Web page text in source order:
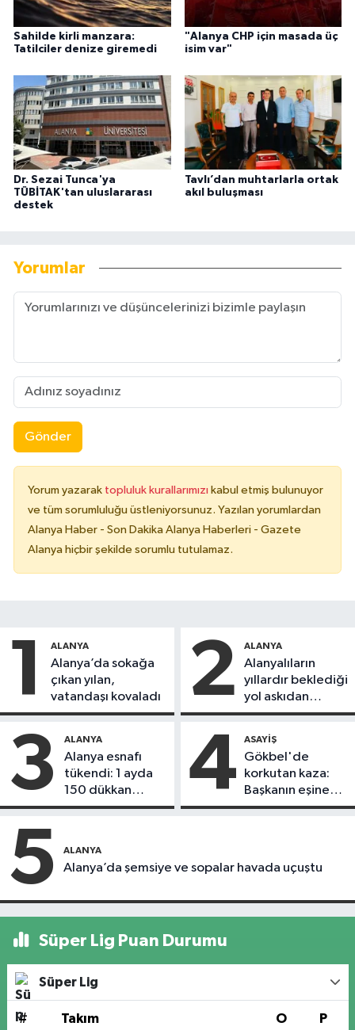
Sahilde kirli manzara:
Tatilciler denize giremedi
"Alanya CHP için masada üç
isim var"
Dr. Sezai Tunca'ya
TÜBİTAK'tan uluslararası
destek
Tavlı’dan muhtarlarla ortak
akıl buluşması
Yorumlar
Gönder
Yorum yazarak topluluk kurallarımızı kabul etmiş bulunuyor
ve tüm sorumluluğu üstleniyorsunuz. Yazılan yorumlardan
Alanya Haber - Son Dakika Alanya Haberleri - Gazete
Alanya hiçbir şekilde sorumlu tutulamaz.
1 ALANYA
Alanya’da sokağa
çıkan yılan,
vatandaşı kovaladı
2 ALANYA
Alanyalıların
yıllardır beklediği
yol askıdan
döndü
3 ALANYA
Alanya esnafı
tükendi: 1 ayda
150 dükkan
kapandı
4 ASAYIŞ
Gökbel'de
korkutan kaza:
Başkanın eşine
motosiklet çarptı
5 ALANYA
Alanya’da şemsiye ve sopalar havada uçuştu
Süper Lig Puan Durumu
Süper Lig
# Takım O P